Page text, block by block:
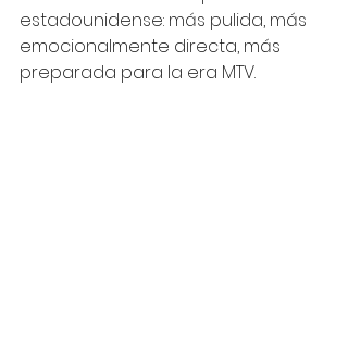
estadounidense: más pulida, más
emocionalmente directa, más
preparada para la era MTV.